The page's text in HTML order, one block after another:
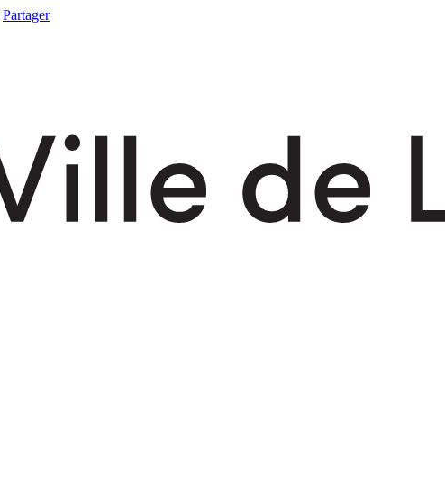
Partager